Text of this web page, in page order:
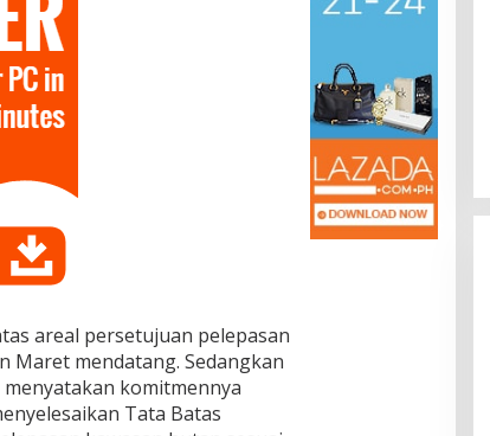
areal persetujuan pelepasan
Maret mendatang. Sedangkan
komitmennya
Tata Batas
Dr. Syarif Ahmad M.Si : Banyak
Karya Inovasi Pendidikan di BRIDA
Layak Mendapat Atensi dan Perlu
Difasilitasi Pemerintah
November 13, 2025